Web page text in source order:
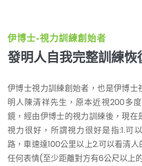
伊博士-視力訓練創始者
發明人自我完整訓練恢
伊博士視力訓練創始者，也是伊博士
明人陳清祥先生，原本近視200多
鏡，經由伊博士的視力訓練後，現在
視力很好，所謂視力很好是指:1.可
路，車速達100公里以上2.可以看清
任何表情(至少距離對方有6公尺以上